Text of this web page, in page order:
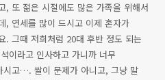
, 또 젊은 시절에도 많은 가족을 위해서
, 연세를 많이 드시고 이제 혼자가
. 그때 저희처럼 20대 후반 정도 되는
이라고 인사하고 가니까 너무
시고…. 쌀이 문제가 아니고, 그냥 말